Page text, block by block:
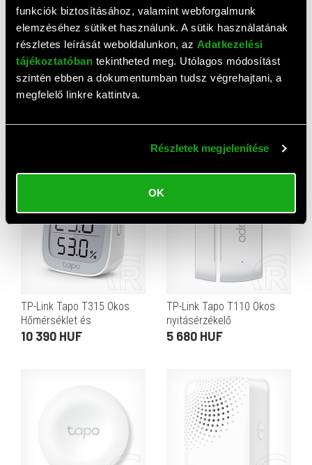
funkciók biztosításához, valamint webforgalmunk
elemzéséhez sütiket használunk. A sütik használatának
részletes leírását weboldalunkon, az Adatkezelési
tájékoztatóban tekintheted meg. Utólagos módosítást
szintén ebben a dokumentumban tudsz végrehajtani, a
megfelelő linkre kattintva.
Részletek megjelenítése
OK
okos konnektor
Hőmérséklet és
TP-Link Tapo T315 Okos
Hőmérséklet és
Páratartalom Monitor
10 390 HUF
TP-Link Tapo T110 Okos
nyitásérzékelő
5 680 HUF